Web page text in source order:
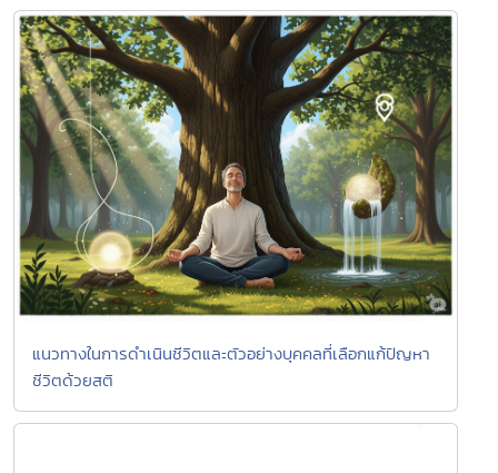
แนวทางในการดำเนินชีวิตและตัวอย่างบุคคลที่เลือกแก้ปัญหา
ชีวิตด้วยสติ